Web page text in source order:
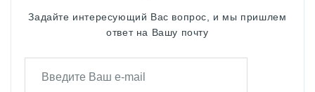
Задайте интересующий Вас вопрос, и мы пришлем
ответ на Вашу почту